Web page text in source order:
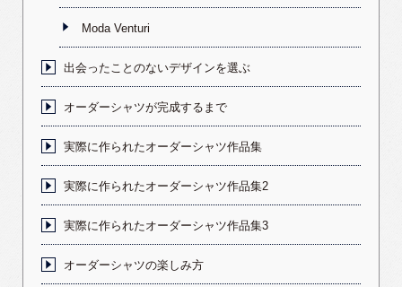
Moda Venturi
出会ったことのないデザインを選ぶ
オーダーシャツが完成するまで
実際に作られたオーダーシャツ作品集
実際に作られたオーダーシャツ作品集2
実際に作られたオーダーシャツ作品集3
オーダーシャツの楽しみ方